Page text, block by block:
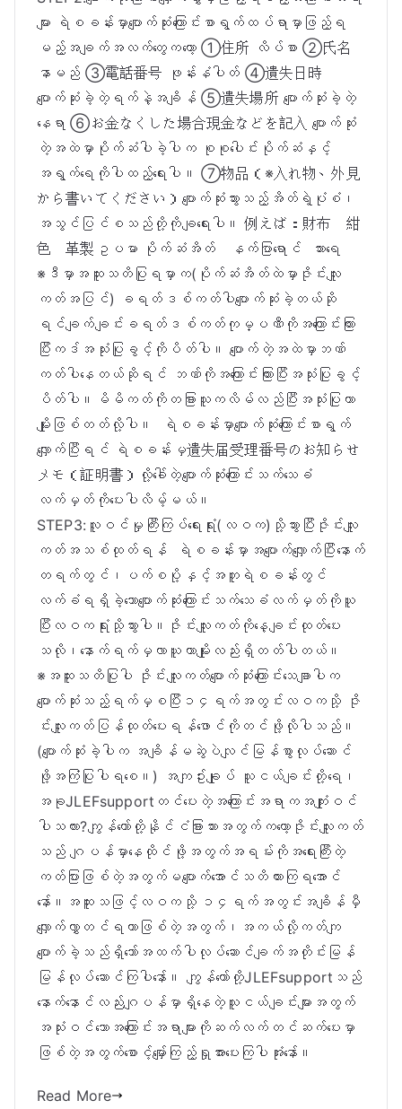
များ ရဲစခန်းမှာပျောက်ဆုံးကြောင်းစာရွက်ထပ်ရာမှာဖြည့်ရ
မည့်အချက်အလက်တွေကတော့ ①住所 လိပ်စာ ②氏名
နာမည် ③電話番号 ဖုန်းနံပါတ် ④遺失日時
ပျောက်ဆုံးခဲ့တဲ့ရက်နဲ့အချိန် ⑤遺失場所 ပျောက်ဆုံးခဲ့တဲ့
နေရာ ⑥お金なくした場合現金などを記入 ပျောက်ဆုံး
တဲ့အထဲမှာပိုက်ဆံပါခဲ့ပါက စုစုပေါင်းပိုက်ဆံနှင့်
အရွက်ရေကိုပါထည့်ရေးပါ။ ⑦物品（※入れ物、外見
から書いてください）ပျောက်ဆုံးသွားသည့်အိတ်ရဲ့ပုံစံ၊
အသွင်ပြင်စသည်တို့ကိုချရေးပါ။ 例えば：財布 紺
色 革製ဥပမာ ပိုက်ဆံအိတ် နက်ပြာရောင် သားရေ
※ဒီမှာအထူးသတိပြုရမှာက(ပိုက်ဆံအိတ်ထဲမှာဇိုင်းလျူး
ကတ်အပြင်) ခရတ်ဒစ်ကတ်ပါပျောက်ဆုံးခဲ့တယ်ဆို
ရင်ချက်ချင်းခရတ်ဒစ်ကတ်ကုမ္ပဏီကိုအကြောင်းကြား
ပြီးကဒ်အသုံးပြုခွင့်ကိုပိတ်ပါ။ ပျောက်တဲ့အထဲမှာဘဏ်
ကတ်ပါနေတယ်ဆိုရင် ဘဏ်ကိုအကြောင်းကြားပြီးအသုံးပြုခွင့်
ပိတ်ပါ။မိမိကတ်ကိုတခြားသူကလိမ်လည်ပြီးအသုံးပြုတာ
မျိုးဖြစ်တတ်လို့ပါ။ ရဲစခန်းမှာပျောက်ဆုံးကြောင်းစာရွက်
လျှောက်ပြီးရင် ရဲစခန်းမှ遺失届受理番号のお知らせ
メモ（証明書）လို့ခေါ်တဲ့ပျောက်ဆုံးကြောင်းသက်သေခံ
လက်မှတ်ကိုပေးပါလိမ့်မယ်။
STEP3:လူဝင်မှုကြီးကြပ်ရေးရုံး(လဝက)သို့သွားပြီးဇိုင်းလျူး
ကတ်အသစ်ထုတ်ရန် ရဲစခန်းမှာအပျောက်လျှောက်ပြီးနောက်
တရက်တွင်၊ပက်စပို့နှင့်အတူရဲစခန်းတွင်
လက်ခံရရှိခဲ့သောပျောက်ဆုံးကြောင်းသက်သေခံလက်မှတ်ကိုယူ
ပြီးလဝကရုံးသို့သွားပါ။ဇိုင်းလျူးကတ်ကိုနေ့ချင်းထုတ်ပေး
သလို၊နောက်ရက်မှလာယူတာမျိုးလည်းရှိတတ်ပါတယ်။
※အထူးသတိပြုပါ ဇိုင်းလျူးကတ်ပျောက်ဆုံးကြောင်းသေချာပါက
ပျောက်ဆုံးသည့်ရက်မှစပြီး၁၄ရက်အတွင်းလဝကသို့ ဇို
င်းလျူးကတ်ပြန်ထုတ်ပေးရန်ဖောင်ကိုတင်ဖို့လိုပါသည်။
(ပျောက်ဆုံးခဲ့ပါက အချိန်မဆွဲပဲလျင်မြန်စွာလုပ်ဆောင်
ဖို့အကြံပြုပါရစေ။) အကျဥ်းချုပ် သူငယ်ချင်းတို့ရေ၊
အခုJLEFsupportတင်ပေးတဲ့အကြောင်းအရာကအကျုံးဝင်
ပါသလား?ကျွန်တော်တို့နိုင်ငံခြားသားအတွက်ကတော့ဇိုင်းလျူးကတ်
သည် ဂျပန်မှာနေထိုင်ဖို့အတွက်အရမ်းကိုအရေးကြီးတဲ့
ကတ်ပြားဖြစ်တဲ့အတွက်မပျောက်အောင်သတိထားကြရအောင်
နော်။အထူးသဖြင့်လဝကသို့ ၁၄ရက်အတွင်းအချိန်မှီ
လျှောက်လွှာတင်ရတာဖြစ်တဲ့အတွက်၊အကယ်လို့ကတ်ကျ
ပျောက်ခဲ့သည်ရှိသော်အထက်ပါလုပ်ဆောင်ချက်အတိုင်းမြန်
မြန်လုပ်ဆောင်ကြပါနော်။ ကျွန်တော်တို့JLEFsupportသည်
နောက်နောင်လည်းဂျပန်မှာရှိနေတဲ့သူငယ်ချင်းများအတွက်
အသုံးဝင်သောအကြောင်းအရာများကိုဆက်လက်တင်ဆက်ပေးမှာ
ဖြစ်တဲ့အတွက်စောင့်မျှော်ကြည့်ရှုအားပေးကြပါအုံးနော်။
Read More